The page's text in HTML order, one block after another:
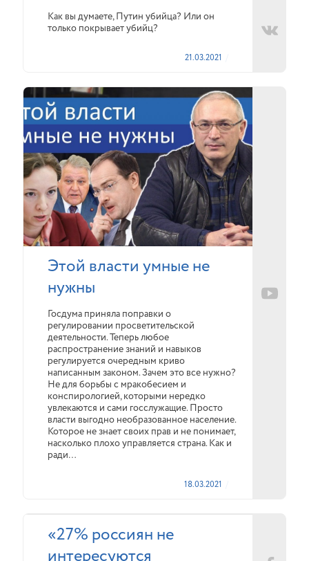
Как вы думаете, Путин убийца? Или он
только покрывает убийц?
21.03.2021
Этой власти умные не
нужны
Госдума приняла поправки о
регулировании просветительской
деятельности. Теперь любое
распространение знаний и навыков
регулируется очередным криво
написанным законом. Зачем это все нужно?
Не для борьбы с мракобесием и
конспирологией, которыми нередко
увлекаются и сами госслужащие. Просто
власти выгодно необразованное население.
Которое не знает своих прав и не понимает,
насколько плохо управляется страна. Как и
ради…
18.03.2021
«27% россиян не
интересуются